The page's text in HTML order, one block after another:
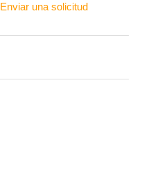
Enviar una solicitud